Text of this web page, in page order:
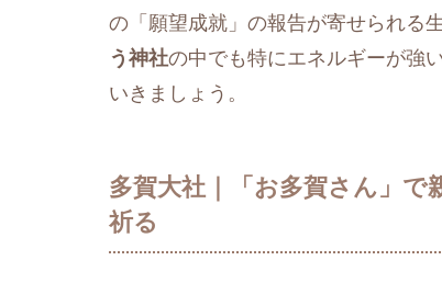
の「願望成就」の報告が寄せられる
う神社の中でも特にエネルギーが強
いきましょう。
多賀大社｜「お多賀さん」で
祈る